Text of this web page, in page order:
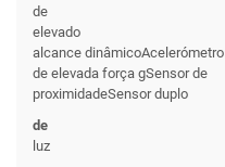
de
elevado
alcance dinâmicoAcelerómetro
de elevada força gSensor de
proximidadeSensor duplo
de
luz